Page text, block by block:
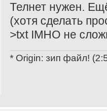
Телнет нужен.
(хотя сделать
>txt IMHO не
* Origin: зип файл!